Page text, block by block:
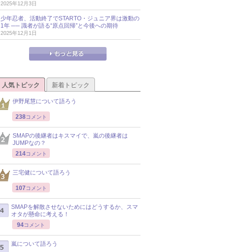
2025年12月3日
少年忍者、活動終了でSTARTO・ジュニア界は激動の
1年 ── 識者が語る“原点回帰”と今後への期待
2025年12月1日
人気トピック 新着トピック
伊野尾慧について語ろう
238コメント
SMAPの後継者はキスマイで、嵐の後継者は
JUMPなの？
214コメント
三宅健について語ろう
107 コメント
SMAPを解散させないためにはどうするか、スマ
オタが懸命に考える！
94コメント
嵐について語ろう